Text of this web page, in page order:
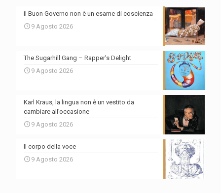
Il Buon Governo non è un esame di coscienza
9 Agosto 2026
The Sugarhill Gang – Rapper’s Delight
9 Agosto 2026
Karl Kraus, la lingua non è un vestito da
cambiare all’occasione
9 Agosto 2026
Il corpo della voce
9 Agosto 2026